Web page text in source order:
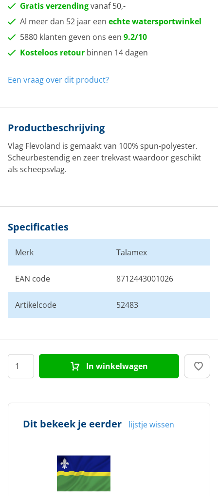
Gratis verzendingvanaf 50,-
Al meer dan 52 jaar een echte watersportwinkel
5880 klanten geven ons een 9.2/10
Kosteloos retour binnen 14 dagen
Een vraag over dit product?
Productbeschrijving
Vlag Flevoland is gemaakt van 100% spun-polyester.
Scheurbestendig en zeer trekvast waardoor geschikt
als scheepsvlag.
Specificaties
Merk Talamex
EAN code 8712443001026
Artikelcode 52483
In winkelwagen
Dit bekeek je eerder lijstje wissen